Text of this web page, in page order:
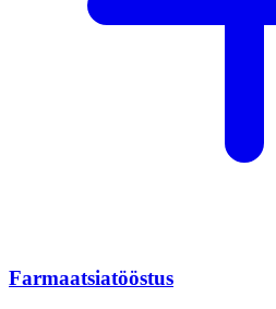
Farmaatsiatööstus